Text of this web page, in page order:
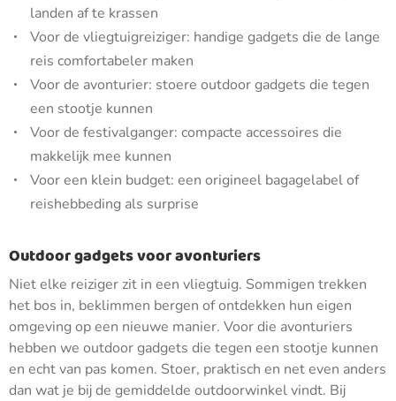
landen af te krassen
Voor de vliegtuigreiziger: handige gadgets die de lange
reis comfortabeler maken
Voor de avonturier: stoere outdoor gadgets die tegen
een stootje kunnen
Voor de festivalganger: compacte accessoires die
makkelijk mee kunnen
Voor een klein budget: een origineel bagagelabel of
reishebbeding als surprise
Outdoor gadgets voor avonturiers
Niet elke reiziger zit in een vliegtuig. Sommigen trekken
het bos in, beklimmen bergen of ontdekken hun eigen
omgeving op een nieuwe manier. Voor die avonturiers
hebben we outdoor gadgets die tegen een stootje kunnen
en echt van pas komen. Stoer, praktisch en net even anders
dan wat je bij de gemiddelde outdoorwinkel vindt. Bij